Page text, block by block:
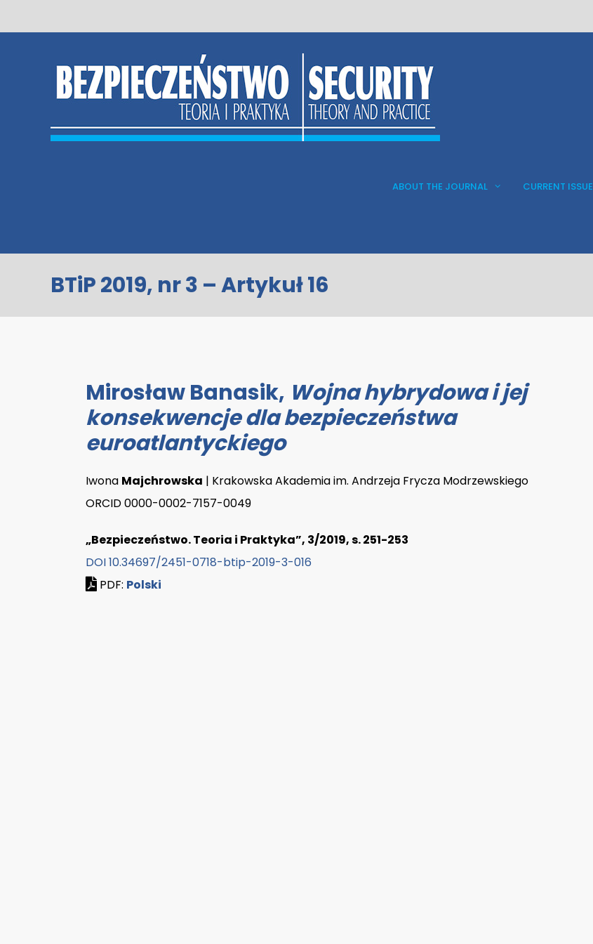
to
ABOUT THE JOURNAL CURRENT ISSUE
BTiP 2019, nr 3 – Artykuł 16
Mirosław Banasik, Wojna hybrydowa i jej
konsekwencje dla bezpieczeństwa
euroatlantyckiego
Iwona Majchrowska | Krakowska Akademia im. Andrzeja Frycza Modrzewskiego
ORCID 0000-0002-7157-0049
„Bezpieczeństwo. Teoria i Praktyka”, 3/2019, s. 251-253
DOI 10.34697/2451-0718-btip-2019-3-016
PDF: Polski